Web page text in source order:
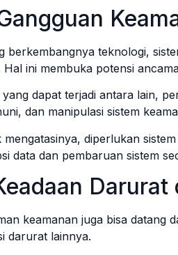
berkembangnya teknologi,
Hal ini membuka potensi
yang dapat terjadi antara lain,
dan manipulasi sistem
mengatasinya, diperlukan
data dan pembaruan sistem
keamanan juga bisa datang
darurat lainnya.